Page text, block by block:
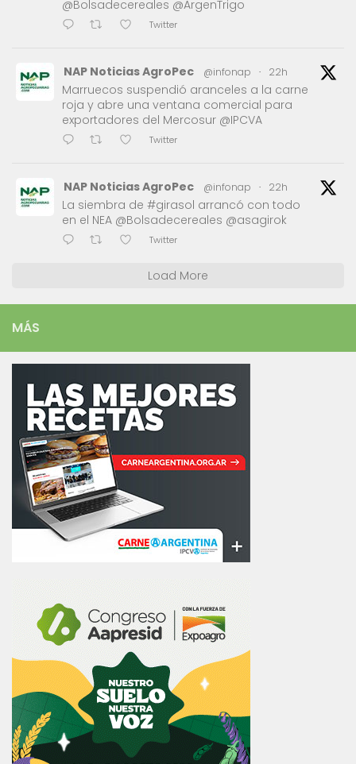
@Bolsadecereales @ArgenTrigo
Twitter
NAP Noticias AgroPec @infonap · 22h
Marruecos suspendió aranceles a la carne
roja y abre una ventana comercial para
exportadores del Mercosur @IPCVA
Twitter
NAP Noticias AgroPec @infonap · 22h
La siembra de #girasol arrancó con todo
en el NEA @Bolsadecereales @asagirok
Twitter
Load More
MÁS